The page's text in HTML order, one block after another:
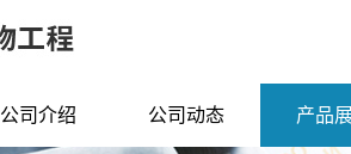
公司介绍 公司动态 产品